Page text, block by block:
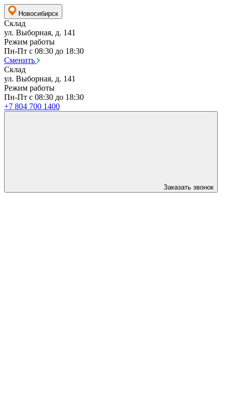
Новосибирск
Склад
ул. Выборная, д. 141
Режим работы
Пн-Пт с 08:30 до 18:30
Сменить
Склад
ул. Выборная, д. 141
Режим работы
Пн-Пт с 08:30 до 18:30
+7 804 700 1400
Заказать звонок